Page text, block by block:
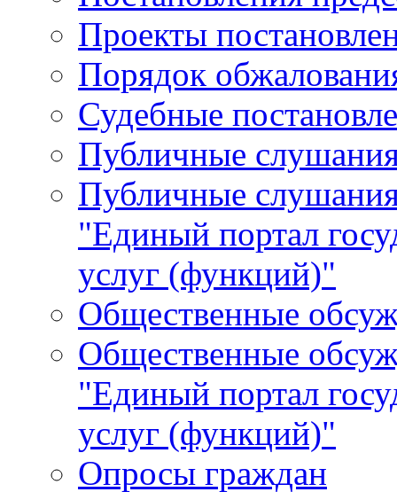
Проекты
Порядок
Судебные
Публичные
Публичные
"Единый портал
услуг (функций)"
Общественные
Общественные
"Единый портал
услуг (функций)"
Опросы граждан